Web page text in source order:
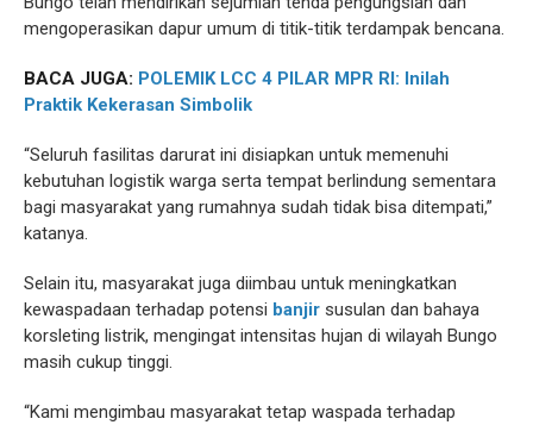
mengoperasikan dapur umum di titik-titik terdampak bencana.
BACA JUGA: POLEMIK LCC 4 PILAR MPR RI: Inilah
Praktik Kekerasan Simbolik
“Seluruh fasilitas darurat ini disiapkan untuk memenuhi
kebutuhan logistik warga serta tempat berlindung sementara
bagi masyarakat yang rumahnya sudah tidak bisa ditempati,”
katanya.
Selain itu, masyarakat juga diimbau untuk meningkatkan
kewaspadaan terhadap potensi banjir susulan dan bahaya
korsleting listrik, mengingat intensitas hujan di wilayah Bungo
masih cukup tinggi.
“Kami mengimbau masyarakat tetap waspada terhadap